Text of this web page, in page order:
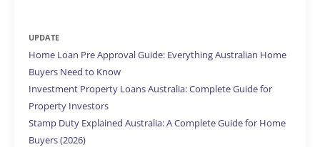
UPDATE
Home Loan Pre Approval Guide: Everything Australian Home
Buyers Need to Know
Investment Property Loans Australia: Complete Guide for
Property Investors
Stamp Duty Explained Australia: A Complete Guide for Home
Buyers (2026)